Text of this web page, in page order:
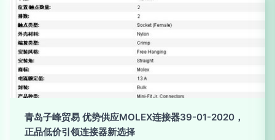
青岛子峰贸易 优势供应MOLEX连接器39-01-2020，
正品低价引领连接器新选择